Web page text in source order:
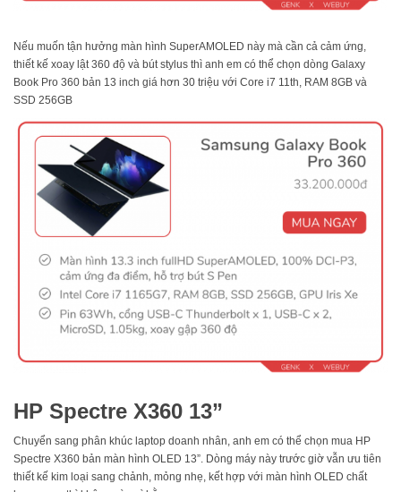
Nếu muốn tận hưởng màn hình SuperAMOLED này mà cần cả cảm ứng,
thiết kế xoay lật 360 độ và bút stylus thì anh em có thể chọn dòng Galaxy
Book Pro 360 bản 13 inch giá hơn 30 triệu với Core i7 11th, RAM 8GB và
SSD 256GB
HP Spectre X360 13”
Chuyển sang phân khúc laptop doanh nhân, anh em có thể chọn mua HP
Spectre X360 bản màn hình OLED 13”. Dòng máy này trước giờ vẫn ưu tiên
thiết kế kim loại sang chảnh, mỏng nhẹ, kết hợp với màn hình OLED chất